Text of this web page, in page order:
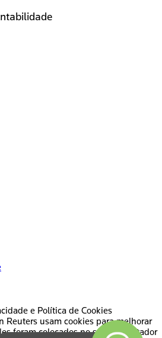
e Política de Cookies
Reuters usam cookies para melhorar
foram colocados no seu computador